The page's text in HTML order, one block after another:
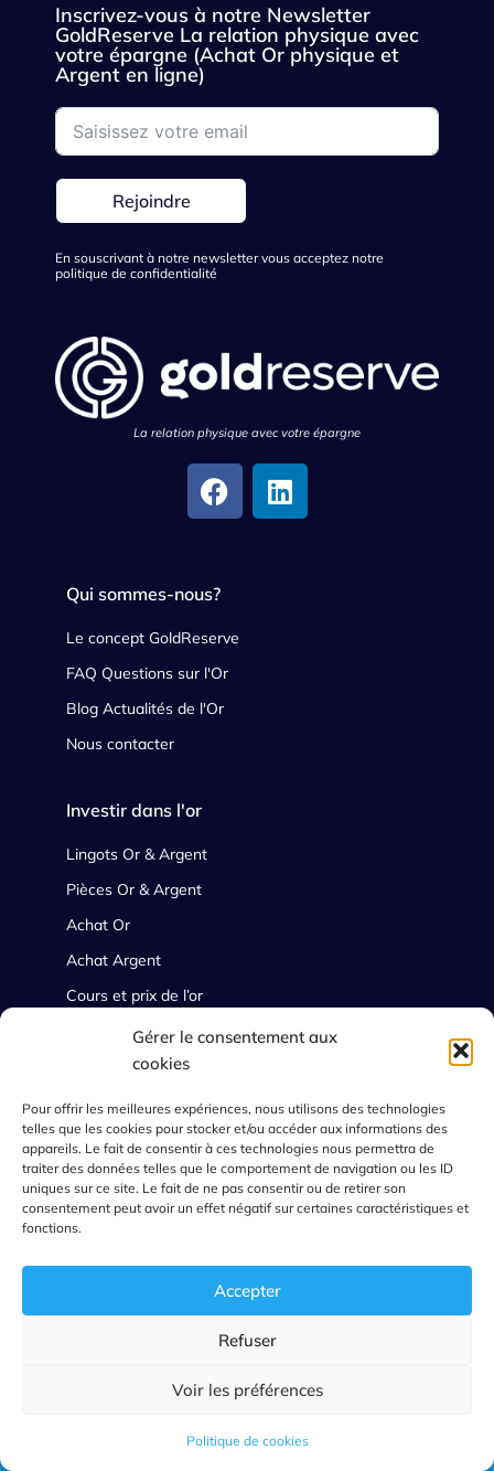
Gérer le consentement aux
cookies
Pour offrir les meilleures expériences, nous utilisons des technologies
telles que les cookies pour stocker et/ou accéder aux informations des
appareils. Le fait de consentir à ces technologies nous permettra de
traiter des données telles que le comportement de navigation ou les ID
uniques sur ce site. Le fait de ne pas consentir ou de retirer son
consentement peut avoir un effet négatif sur certaines caractéristiques et
fonctions.
Accepter
Refuser
Voir les préférences
Politique de cookies
Inscrivez-vous à notre Newsletter
GoldReserve La relation physique avec
votre épargne (Achat Or physique et
Argent en ligne)
Rejoindre
En souscrivant à notre newsletter vous acceptez notre
politique de confidentialité
La relation physique avec votre épargne
Qui sommes-nous?
Le concept GoldReserve
FAQ Questions sur l'Or
Blog Actualités de l'Or
Nous contacter
Investir dans l'or
Lingots Or & Argent
Pièces Or & Argent
Achat Or
Achat Argent
Cours et prix de l’or
Mon compte
Ouvrir un compte
S’identifier
Mon panier
CGV
Paiements et Fournisseurs